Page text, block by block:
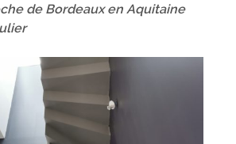
de Bordeaux en Aquitaine